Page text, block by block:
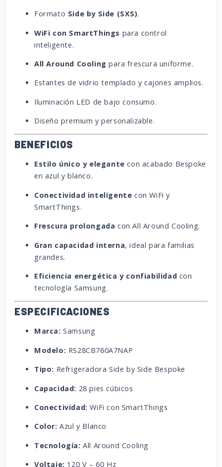
Formato Side by Side (SXS).
WiFi con SmartThings para control
inteligente.
All Around Cooling para frescura uniforme.
Estantes de vidrio templado y cajones amplios.
Iluminación LED de bajo consumo.
Diseño premium y personalizable.
BENEFICIOS
Estilo único y elegante con acabado Bespoke
en azul y blanco.
Conectividad inteligente con WiFi y
SmartThings.
Frescura prolongada con All Around Cooling.
Gran capacidad interna, ideal para familias
grandes.
Eficiencia energética y confiabilidad con
tecnología Samsung.
ESPECIFICACIONES
Marca: Samsung
Modelo: RS28CB760A7NAP
Tipo: Refrigeradora Side by Side Bespoke
Capacidad: 28 pies cúbicos
Conectividad: WiFi con SmartThings
Color: Azul y Blanco
Tecnología: All Around Cooling
Voltaje: 120 V – 60 Hz